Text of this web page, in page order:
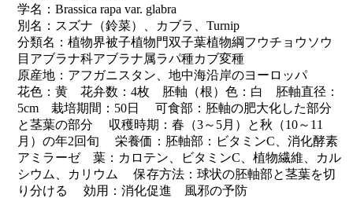
学名：Brassica rapa var. glabra
別名：スズナ（鈴菜）、カブラ、Turnip
分類名：植物界被子植物門双子葉植物綱フウチョウソウ
目アブラナ科アブラナ属ラパ種カブ変種
原産地：アフガニスタン、地中海沿岸のヨーロッパ
花色：黄 花弁数：4枚 胚軸（根）色：白 胚軸直径：
5cm 栽培期間：50日 可食部：胚軸の肥大化した部分
と茎葉の部分 収穫時期：春（3～5月）と秋（10～11
月）の年2回旬 栄養価：胚軸部：ビタミンC、消化酵素
アミラーゼ 葉：カロテン、ビタミンC、植物繊維、カル
シウム、カリウム 保存方法：球状の胚軸部と茎葉を切
り分ける 効用：消化促進 風邪の予防